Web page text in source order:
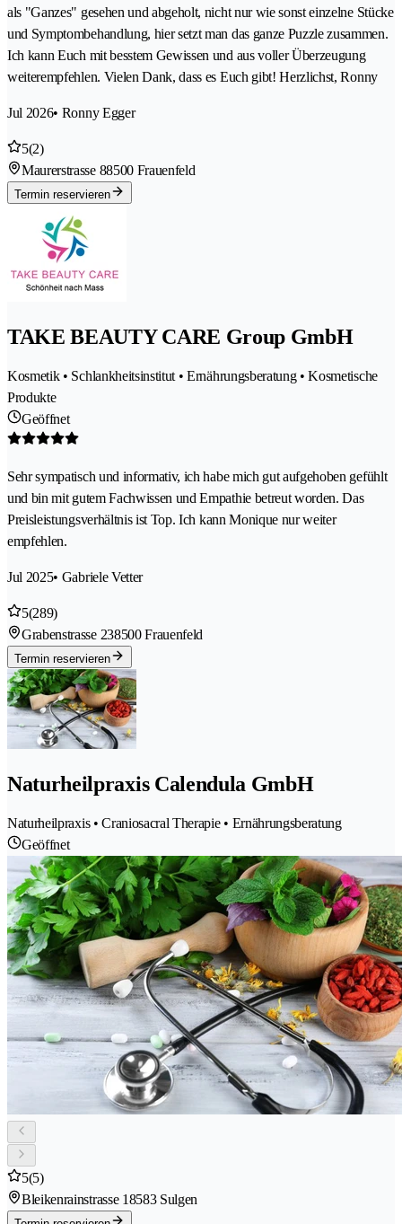
als "Ganzes" gesehen und abgeholt, nicht nur wie sonst einzelne Stücke
und Symptombehandlung, hier setzt man das ganze Puzzle zusammen.
Ich kann Euch mit besstem Gewissen und aus voller Überzeugung
weiterempfehlen. Vielen Dank, dass es Euch gibt! Herzlichst, Ronny
Jul 2026• Ronny Egger
5(2)
Maurerstrasse 88500 Frauenfeld
Termin reservieren
TAKE BEAUTY CARE Group GmbH
Kosmetik • Schlankheitsinstitut • Ernährungsberatung • Kosmetische
Produkte
Geöffnet
Sehr sympatisch und informativ, ich habe mich gut aufgehoben gefühlt
und bin mit gutem Fachwissen und Empathie betreut worden. Das
Preisleistungsverhältnis ist Top. Ich kann Monique nur weiter
empfehlen.
Jul 2025• Gabriele Vetter
5(289)
Grabenstrasse 238500 Frauenfeld
Termin reservieren
Naturheilpraxis Calendula GmbH
Naturheilpraxis • Craniosacral Therapie • Ernährungsberatung
Geöffnet
5(5)
Bleikenrainstrasse 18583 Sulgen